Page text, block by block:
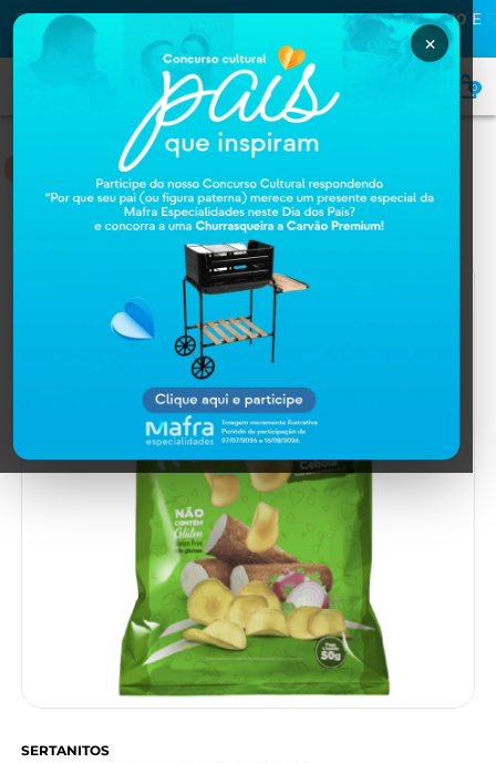
PRIMEIRA COMPRA NA MAFRA? USE O CUPOMMAFRA10 E
GANHE
0
NUTRIÇÃO
Home NUTRIÇÃO
SERTANITOS
×